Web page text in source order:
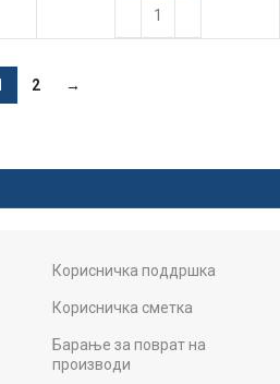
2 →
Корисничка поддршка
Корисничка сметка
Барање за поврат на
производи